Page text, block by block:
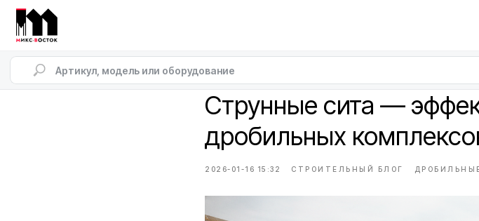
Струнные сита —
дробильных
2026-01-16 15:32 СТРОИТЕЛЬНЫЙ БЛОГ